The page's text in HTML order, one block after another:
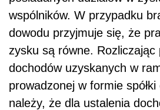
wspólników. W przypadku
dowodu przyjmuje się, że
zysku są równe. Rozliczając
dochodów uzyskanych w
prowadzonej w formie
należy, że dla ustalenia